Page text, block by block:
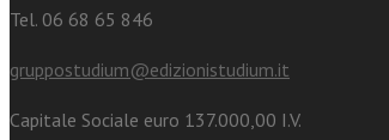
Tel. 06 68 65 846
gruppostudium@edizionistudium.it
Capitale Sociale euro 137.000,00 I.V.